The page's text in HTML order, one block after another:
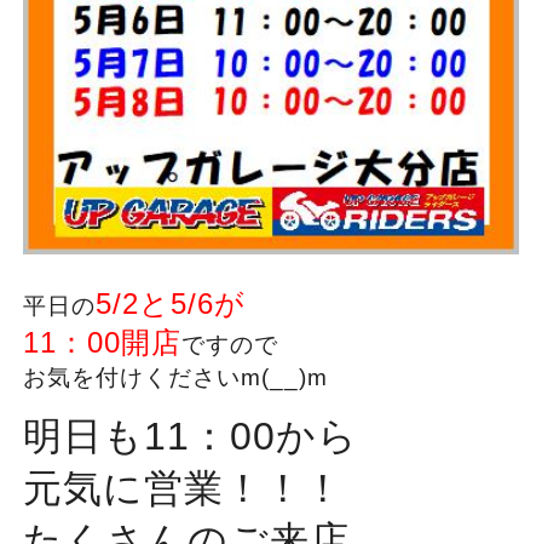
平日の5/2と5/6が
11：00開店ですので
お気を付けくださいm(__)m
明日も11：00から
元気に営業！！！